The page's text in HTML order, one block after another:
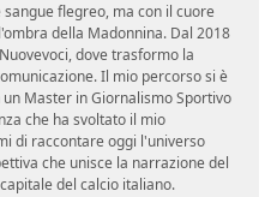
flegreo, ma con il cuore
della Madonnina. Dal 2018
dove trasformo la
Il mio percorso si è
Master in Giornalismo Sportivo
che ha svoltato il mio
di raccontare oggi l'universo
che unisce la narrazione del
del calcio italiano.